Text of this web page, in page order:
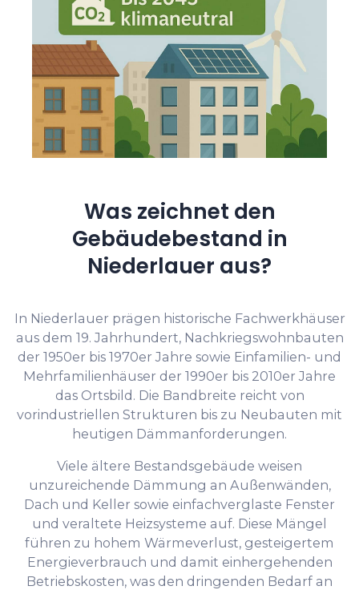
Was zeichnet den
Gebäudebestand in
Niederlauer aus?
In Niederlauer prägen historische Fachwerkhäuser
aus dem 19. Jahrhundert, Nachkriegswohnbauten
der 1950er bis 1970er Jahre sowie Einfamilien- und
Mehrfamilienhäuser der 1990er bis 2010er Jahre
das Ortsbild. Die Bandbreite reicht von
vorindustriellen Strukturen bis zu Neubauten mit
heutigen Dämmanforderungen.
Viele ältere Bestandsgebäude weisen
unzureichende Dämmung an Außenwänden,
Dach und Keller sowie einfachverglaste Fenster
und veraltete Heizsysteme auf. Diese Mängel
führen zu hohem Wärmeverlust, gesteigertem
Energieverbrauch und damit einhergehenden
Betriebskosten, was den dringenden Bedarf an